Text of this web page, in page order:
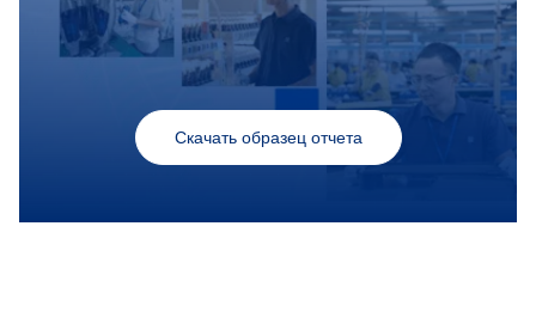
Скачать образец отчета